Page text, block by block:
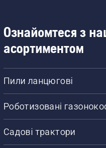
Ознайомтеся з
асортиментом
Пили ланцюгові
Роботизовані
Садові трактори